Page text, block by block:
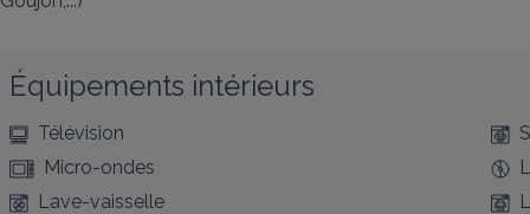
Équipements intérieurs
Télévision
Micro-ondes
Lave-vaisselle